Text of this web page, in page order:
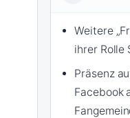
Weitere
ihrer Rolle
Präsenz
Facebook